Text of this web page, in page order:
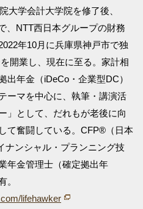
大学会計大学院を修了後、
、NTT西日本グループの財務
年10月に兵庫県神戸市で独
開業し、現在に至る。家計相
出年金（iDeCo・企業型DC）
ーマを中心に、執筆・講演活
」として、だれもが老後に向
て奮闘している。CFP®（日本
ナンシャル・プランニング技
年金管理士（確定拠出年
。
lifehawker